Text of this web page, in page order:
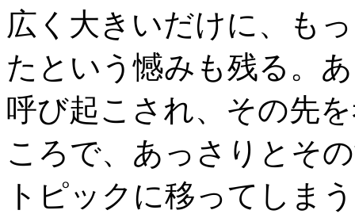
広く大きいだけに、も
たという憾みも残る。
呼び起こされ、その先
ころで、あっさりとそ
トピックに移ってしま